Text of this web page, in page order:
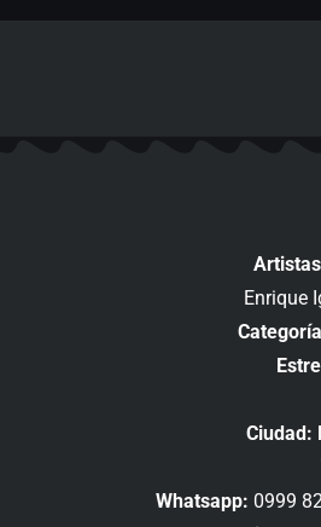
Enrique
Ciudad:
Whatsapp: 0999